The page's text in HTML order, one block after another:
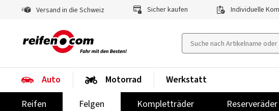
Versand in die Schweiz Sicher kaufen Individuelle
Auto
Reifen
Felgen Kompletträder Reserveräder
Motorrad Werkstatt